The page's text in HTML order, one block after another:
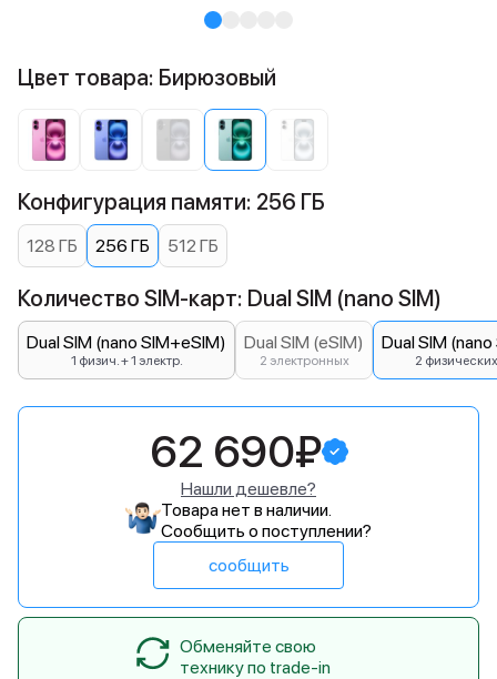
Цвет товара: Бирюзовый
Конфигурация памяти: 256 ГБ
128 ГБ 256 ГБ 512 ГБ
Количество SIM-карт: Dual SIM (nano SIM)
Dual SIM (nano SIM+eSIM)
1 физич. + 1 электр.
Dual SIM (eSIM)
2 электронных
Dual SIM
2 физических
62 690₽
Нашли дешевле?
Товара нет в наличии.
Сообщить о поступлении?
сообщить
Обменяйте свою
технику по trade-in